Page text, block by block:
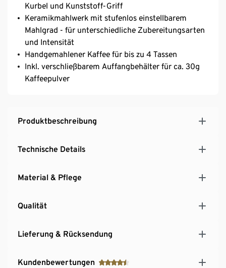
Kurbel und Kunststoff-Griff
Keramikmahlwerk mit stufenlos einstellbarem
Mahlgrad - für unterschiedliche Zubereitungsarten
und Intensität
Handgemahlener Kaffee für bis zu 4 Tassen
Inkl. verschließbarem Auffangbehälter für ca. 30g
Kaffeepulver
Produktbeschreibung
Technische Details
Material & Pflege
Qualität
Lieferung & Rücksendung
Kundenbewertungen